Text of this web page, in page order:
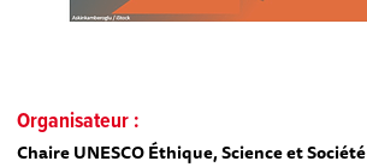
Organisateur :
Chaire UNESCO Éthique, Science et Société